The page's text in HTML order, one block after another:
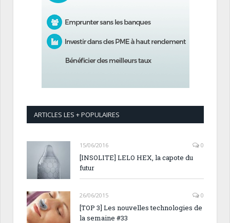
ARTICLES LES + POPULAIRES
15/06/2016 0
[INSOLITE] LELO HEX, la capote du
futur
26/06/2015 0
[TOP 3] Les nouvelles technologies de
la semaine #33